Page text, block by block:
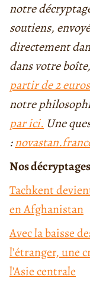
notre
soutiens,
directement
dans votre
partir de 2
notre
par ici. Une
:
Nos
Tachkent
en Afghanistan
Avec la baisse
l’étranger, une
l’Asie centrale